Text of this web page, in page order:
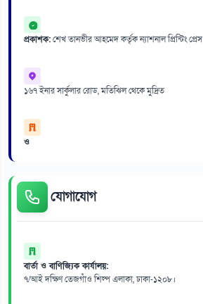
প্রকাশক:শেখ তানভীর আহমেদ কর্তৃক ন্যাশনাল প্রিন্টিং প্রেস
১৬৭ ইনার সার্কুলার রোড, মতিঝিল থেকে মুদ্রিত
ও
যোগাযোগ
বার্তা ও বাণিজ্যিক কার্যালয়:
৭/আই দক্ষিণ তেজগাঁও শিল্প এলাকা, ঢাকা-১২০৮।